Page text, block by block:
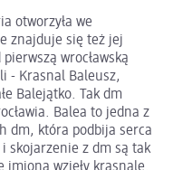
otworzyła we
znajduje się też jej
wrocławską
- Krasnal Baleusz,
Balejątko. Tak dm
Balea to jedna z
dm, która podbija serca
skojarzenie z dm są tak